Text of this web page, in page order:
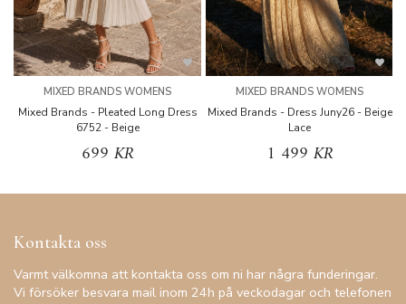
MIXED BRANDS WOMENS
Mixed Brands - Pleated Long Dress
6752 - Beige
699 KR
MIXED BRANDS WOMENS
Mixed Brands - Dress Juny26 - Beige
Lace
1 499 KR
Kontakta oss
Varmt välkomna att kontakta oss om ni har några funderingar.
Vi försöker besvara mail inom 24h på veckodagar och telefonen